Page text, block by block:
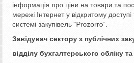
інформація про ціни на товари та
мережі Інтернет у відкритому
системі закупівель “Prozorro”.
Завідувач сектору з публічних
відділу бухгалтерського обліку та